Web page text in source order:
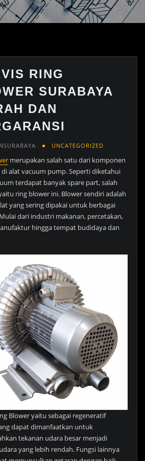
RING
SURABAYA
DAN
UNCATEGORIZED
merupakan salah satu dari komponen
di alat vacuum pump. Seperti diketahui
terdapat banyak spare part, salah
ring blower ini. Blower sendiri adalah
yang sering dipakai untuk berbagai
dari industri makanan, percetakan,
hingga tempat budidaya dan
Blower yaitu sebagai regeneratif
dapat dimanfaatkan untuk
tekanan udara besar menjadi
yang lebih rendah. Fungsi lainnya